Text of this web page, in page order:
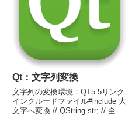
Qt：文字列変換
文字列の変換環境：QT5.5リンク
インクルードファイル#include 大
文字へ変換 // QString str; // 全て